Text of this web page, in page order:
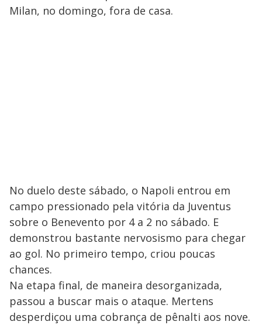
Milan, no domingo, fora de casa.
No duelo deste sábado, o Napoli entrou em
campo pressionado pela vitória da Juventus
sobre o Benevento por 4 a 2 no sábado. E
demonstrou bastante nervosismo para chegar
ao gol. No primeiro tempo, criou poucas
chances.
Na etapa final, de maneira desorganizada,
passou a buscar mais o ataque. Mertens
desperdiçou uma cobrança de pênalti aos nove.